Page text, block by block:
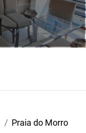
Praia do Morro